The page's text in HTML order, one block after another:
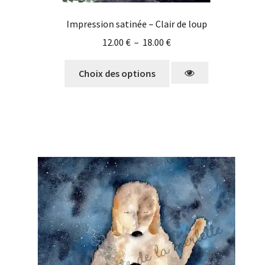
Impression satinée – Clair de loup
12.00 € – 18.00 €
Choix des options